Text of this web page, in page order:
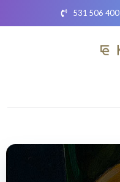
531 506 400